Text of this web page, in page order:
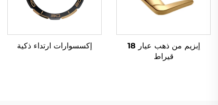
إبزيم من ذهب عيار 18
قيراط
إكسسوارات ارتداء ذكية